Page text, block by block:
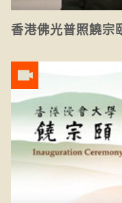
香港佛光普照饒宗